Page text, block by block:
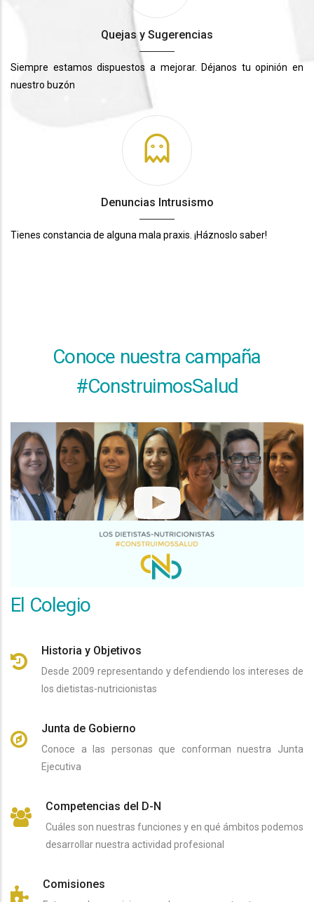
Quejas y Sugerencias
Siempre estamos dispuestos a mejorar. Déjanos tu opinión en
nuestro buzón
Denuncias Intrusismo
Tienes constancia de alguna mala praxis. ¡Háznoslo saber!
Conoce nuestra campaña
#ConstruimosSalud
El Colegio
Historia y Objetivos
Desde 2009 representando y defendiendo los intereses de
los dietistas-nutricionistas
Junta de Gobierno
Conoce a las personas que conforman nuestra Junta
Ejecutiva
Competencias del D-N
Cuáles son nuestras funciones y en qué ámbitos podemos
desarrollar nuestra actividad profesional
Comisiones